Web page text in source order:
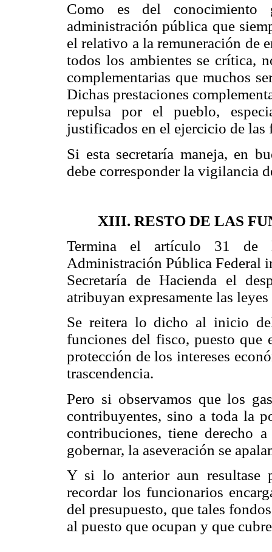
Como es del
administración pública que
el relativo a la remuneración de
todos los ambientes se crítica,
complementarias que muchos
Dichas prestaciones
repulsa por el pueblo,
justificados en el ejercicio de las
Si esta secretaría maneja, en
debe corresponder la vigilancia
XIII. RESTO DE LAS
Termina el artículo 31 de
Administración Pública Federal
Secretaría de Hacienda el
atribuyan expresamente las
Se reitera lo dicho al inicio
funciones del fisco, puesto que
protección de los intereses
trascendencia.
Pero si observamos que los
contribuyentes, sino a toda la
contribuciones, tiene derecho
gobernar, la aseveración se
Y si lo anterior aun resultase
recordar los funcionarios
del presupuesto, que tales
al puesto que ocupan y que